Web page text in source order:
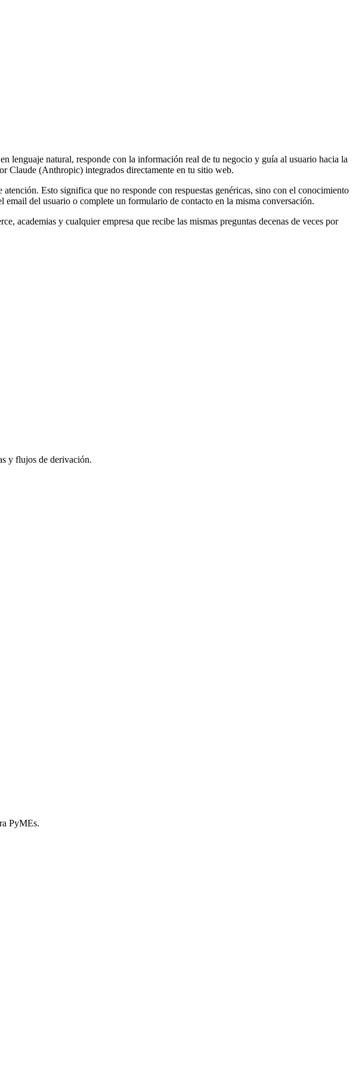
lenguaje natural, responde con la información real de tu negocio y guía al usuario hacia la
Claude (Anthropic) integrados directamente en tu sitio web.
Esto significa que no responde con respuestas genéricas, sino con el conocimiento
del usuario o complete un formulario de contacto en la misma conversación.
academias y cualquier empresa que recibe las mismas preguntas decenas de veces por
y flujos de derivación.
PyMEs.